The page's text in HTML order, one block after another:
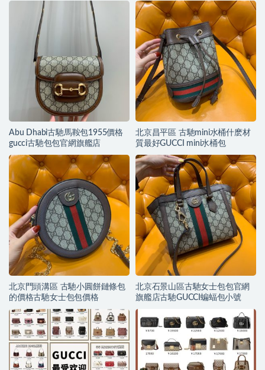
Abu Dhabi古馳馬鞍包1955價格
gucci古馳包包官網旗艦店
北京昌平區 古馳mini水桶什麽材
質最好GUCCI mini水桶包
北京門頭溝區 古馳小圓餅鏈條包
的價格古馳女士包包價格
北京石景山區古馳女士包包官網
旗艦店古馳GUCCI蝙蝠包小號